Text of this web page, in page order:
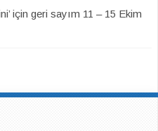
için geri sayım 11 – 15 Ekim